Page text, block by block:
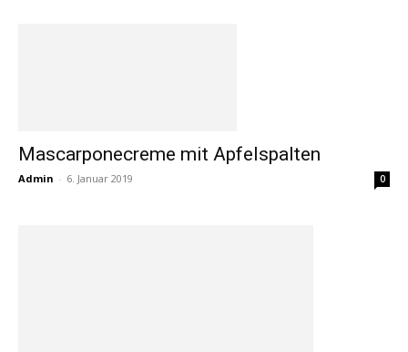
Mascarponecreme mit Apfelspalten
Admin - 6. Januar 2019 0